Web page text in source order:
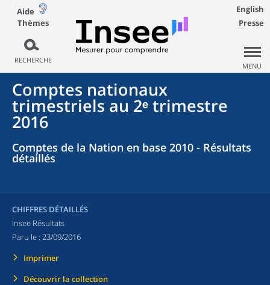
Aide
Thèmes
RECHERCHE
English
Presse
MENU
Comptes nationaux
trimestriels au 2ᵉ trimestre
2016
Comptes de la Nation en base 2010 - Résultats
détaillés
CHIFFRES DÉTAILLÉS
Insee Résultats
Paru le : 23/09/2016
Imprimer
Découvrir la collection